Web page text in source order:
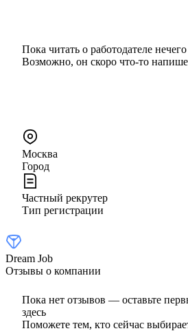
Пока читать о работодателе нечего
Возможно, он скоро что‑то
Москва
Город
Частный рекрутер
Тип регистрации
Dream Job
Отзывы о компании
Пока нет отзывов — оставьте
здесь
Поможете тем, кто сейчас